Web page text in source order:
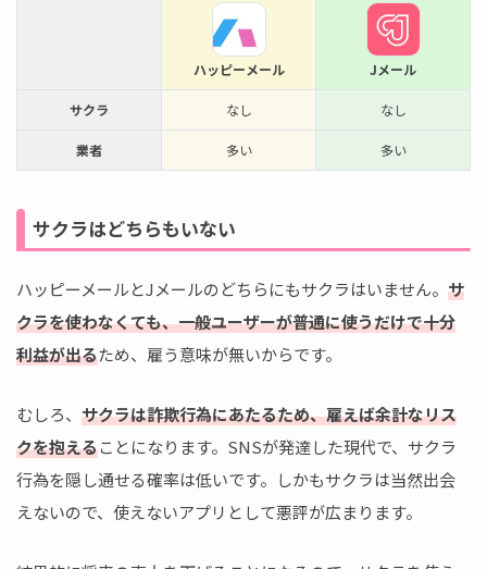
ハッピーメール Jメール
サクラ なし なし
業者 多い 多い
サクラはどちらもいない
ハッピーメールとJメールのどちらにもサクラはいません。 サ
クラを使わなくても、一般ユーザーが普通に使うだけで十分
利益が出るため、雇う意味が無いからです。
むしろ、 サクラは詐欺行為にあたるため、雇えば余計なリス
クを抱えることになります。SNSが発達した現代で、サクラ
行為を隠し通せる確率は低いです。しかもサクラは当然出会
えないので、使えないアプリとして悪評が広まります。